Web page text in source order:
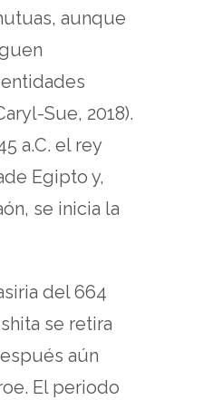
aunque
Sue, 2018).
a.C. el rey
Egipto y,
se inicia la
del 664
se retira
aún
El periodo